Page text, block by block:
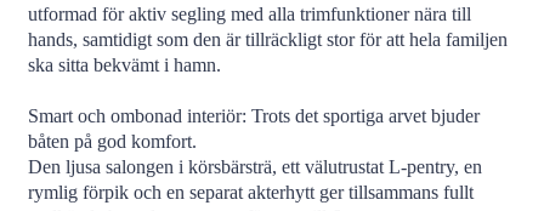
utformad för aktiv segling med alla trimfunktioner nära till
hands, samtidigt som den är tillräckligt stor för att hela familjen
ska sitta bekvämt i hamn.
Smart och ombonad interiör: Trots det sportiga arvet bjuder
båten på god komfort.
Den ljusa salongen i körsbärsträ, ett välutrustat L-pentry, en
rymlig förpik och en separat akterhytt ger tillsammans fullt